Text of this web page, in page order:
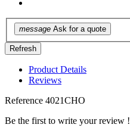
message Ask for a quote
Product Details
Reviews
Reference 4021CHO
Be the first to write your review !